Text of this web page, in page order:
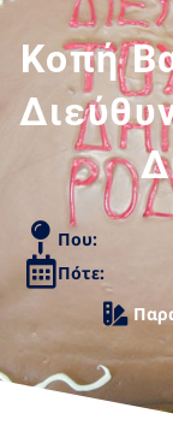
Κοπή
Που:
Πότε: